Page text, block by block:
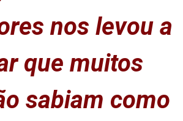
nos levou a
que muitos
sabiam como